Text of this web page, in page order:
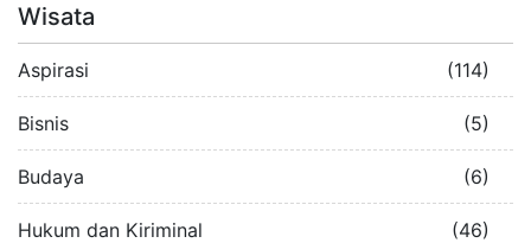
Wisata
Aspirasi (114)
Bisnis (5)
Budaya (6)
Hukum dan Kiriminal (46)